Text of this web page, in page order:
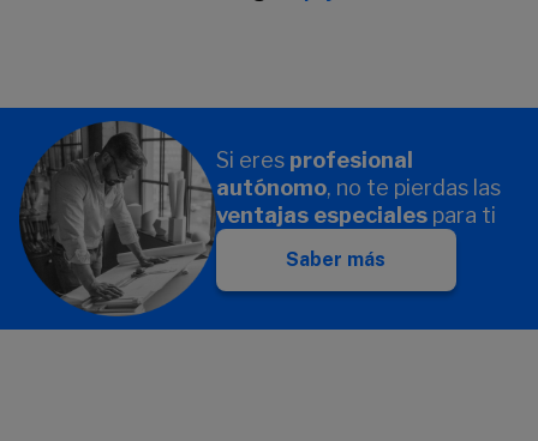
Si eres profesional
autónomo, no te pierdas las
ventajas especialespara ti
Saber más